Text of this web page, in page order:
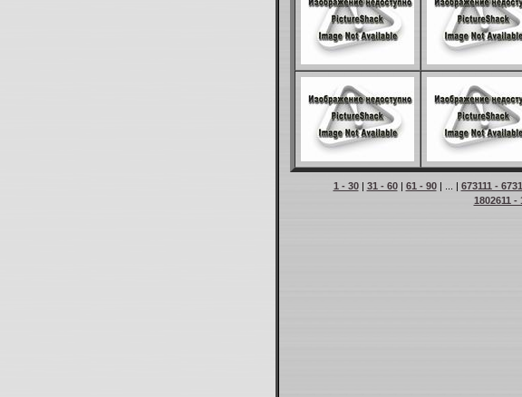
1 - 30| 31 - 60| 61 - 90| ... | 673111 -
1802611 -